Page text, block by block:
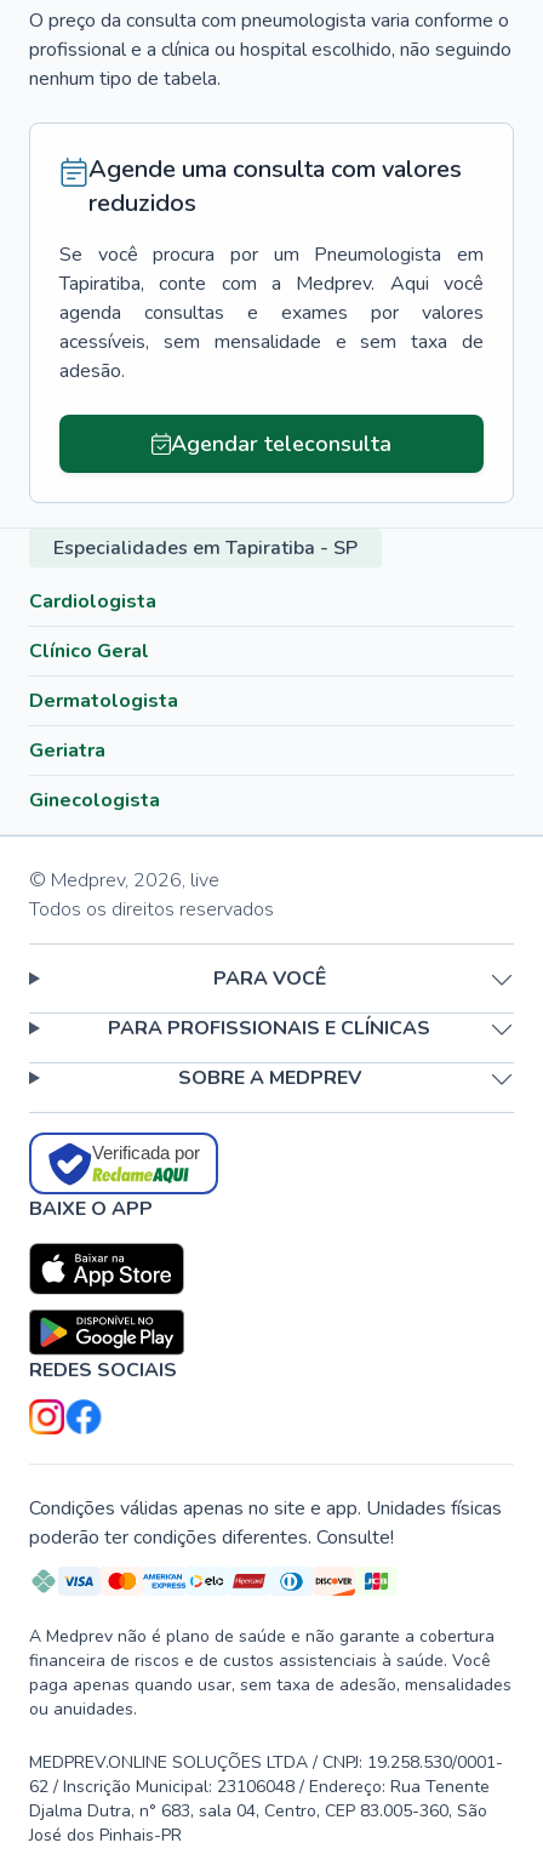
O preço da consulta com pneumologista varia conforme o
profissional e a clínica ou hospital escolhido, não seguindo
nenhum tipo de tabela.
Agende uma consulta com valores
reduzidos
Se você procura por um Pneumologista
em
Tapiratiba, conte com a Medprev. Aqui você
agenda consultas e exames por valores
acessíveis, sem mensalidade e sem taxa de
adesão.
Agendar teleconsulta
Especialidades em Tapiratiba - SP
Cardiologista
Clínico Geral
Dermatologista
Geriatra
Ginecologista
© Medprev, 2026, live
Todos os direitos reservados
PARA VOCÊ
PARA PROFISSIONAIS E CLÍNICAS
SOBRE A MEDPREV
Verificada por
BAIXE O APP
REDES SOCIAIS
Condições válidas apenas no site e app. Unidades físicas
poderão ter condições diferentes. Consulte!
A Medprev não é plano de saúde e não garante a cobertura
financeira de riscos e de custos assistenciais à saúde. Você
paga apenas quando usar, sem taxa de adesão, mensalidades
ou anuidades.
MEDPREV.ONLINE SOLUÇÕES LTDA / CNPJ: 19.258.530/0001-
62 / Inscrição Municipal: 23106048 / Endereço: Rua Tenente
Djalma Dutra, n° 683, sala 04, Centro, CEP 83.005-360, São
José dos Pinhais-PR